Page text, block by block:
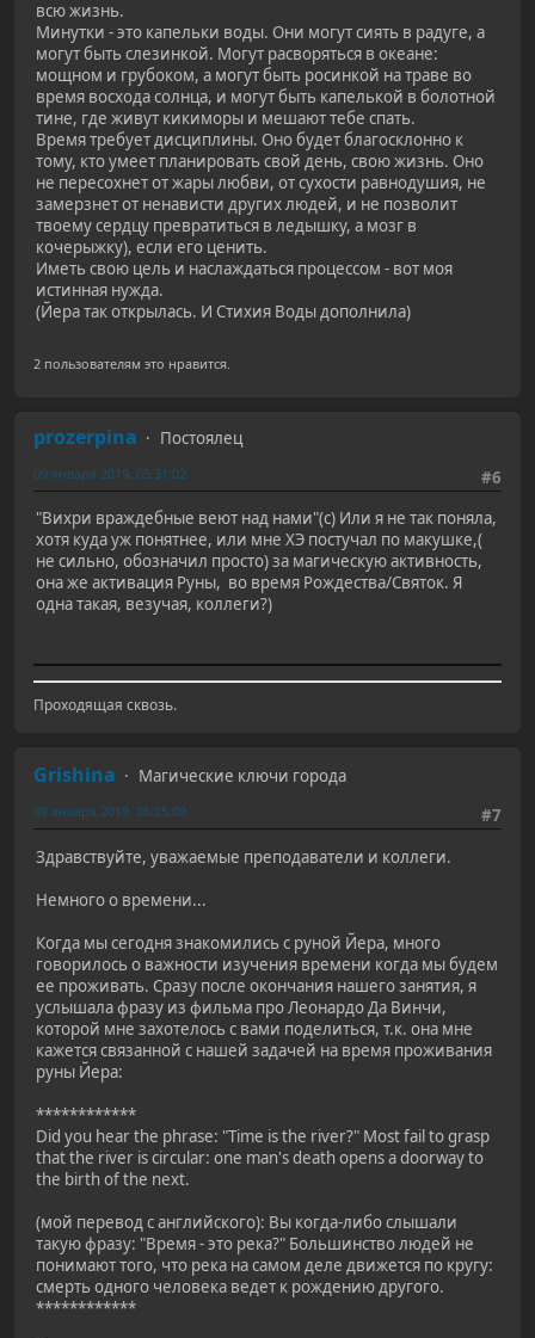
всю жизнь.
Минутки - это капельки воды. Они могут сиять в радуге, а
могут быть слезинкой. Могут расворяться в океане:
мощном и грубоком, а могут быть росинкой на траве во
время восхода солнца, и могут быть капелькой в болотной
тине, где живут кикиморы и мешают тебе спать.
Время требует дисциплины. Оно будет благосклонно к
тому, кто умеет планировать свой день, свою жизнь. Оно
не пересохнет от жары любви, от сухости равнодушия, не
замерзнет от ненависти других людей, и не позволит
твоему сердцу превратиться в ледышку, а мозг в
кочерыжку), если его ценить.
Иметь свою цель и наслаждаться процессом - вот моя
истинная нужда.
(Йера так открылась. И Стихия Воды дополнила)
2 пользователям это нравится.
prozerpina
Постоялец
#6
09 января 2019, 05:31:02
"Вихри враждебные веют над нами"(с) Или я не так поняла,
хотя куда уж понятнее, или мне ХЭ постучал по макушке,(
не сильно, обозначил просто) за магическую активность,
она же активация Руны, во время Рождества/Святок. Я
одна такая, везучая, коллеги?)
Проходящая сквозь.
Grishina
Магические ключи города
#7
09 января 2019, 06:25:09
Здравствуйте, уважаемые преподаватели и коллеги.
Немного о времени...
Когда мы сегодня знакомились с руной Йера, много
говорилось о важности изучения времени когда мы будем
ее проживать. Сразу после окончания нашего занятия, я
услышала фразу из фильма про Леонардо Да Винчи,
которой мне захотелось с вами поделиться, т.к. она мне
кажется связанной с нашей задачей на время проживания
руны Йера:
************
Did you hear the phrase: "Time is the river?" Most fail to grasp
that the river is circular: one man's death opens a doorway to
the birth of the next.
(мой перевод с английского): Вы когда-либо слышали
такую фразу: "Время - это река?" Большинство людей не
понимают того, что река на самом деле движется по кругу:
смерть одного человека ведет к рождению другого.
************